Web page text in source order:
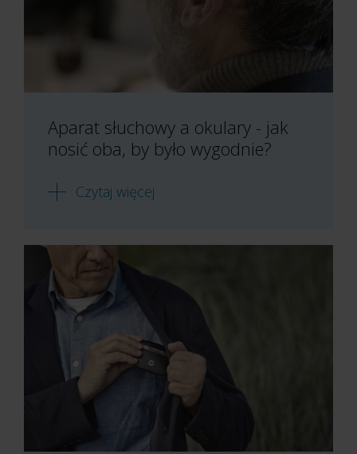
Aparat słuchowy a okulary - jak
nosić oba, by było wygodnie?
Czytaj więcej